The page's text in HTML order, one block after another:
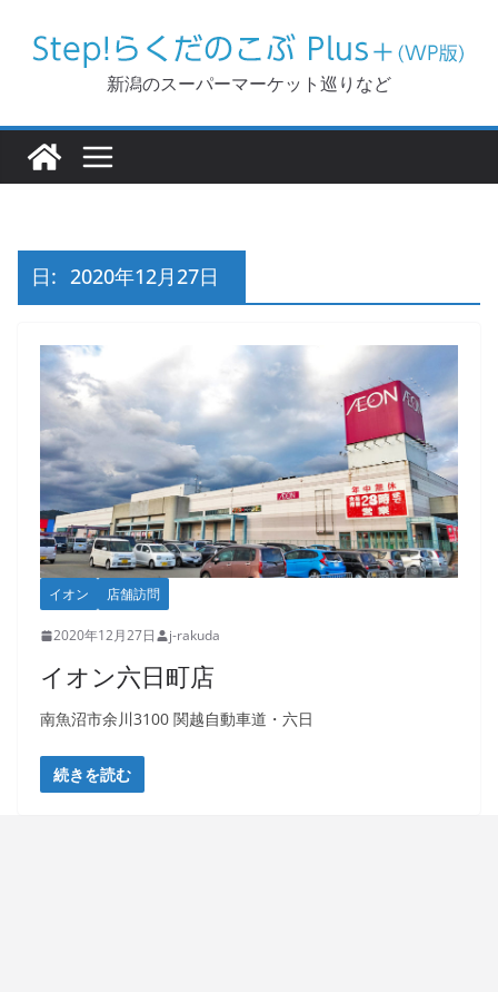
新潟のスーパーマーケット巡りなど
日: 2020年12月27日
イオン 店舗訪問
2020年12月27日 j-rakuda
イオン六日町店
南魚沼市余川3100 関越自動車道・六日
続きを読む